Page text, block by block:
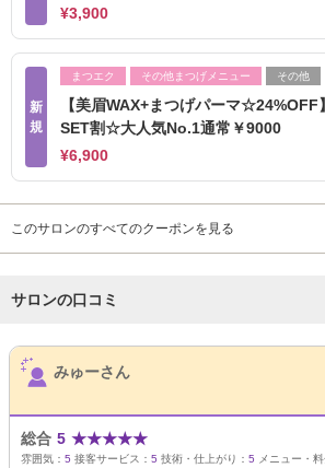
¥3,900
新
規
まつエク その他まつげメニュー その他
【美眉WAX+まつげパーマ☆24%OFF
SET割☆大人気No.1通常￥9000
¥6,900
このサロンのすべてのクーポンを見る
サロンの口コミ
サロンPick Up
みゅーさん
総合 5 ★★★★★
雰囲気： 5 接客サービス： 5 技術・仕上がり： 5 メニュー・料